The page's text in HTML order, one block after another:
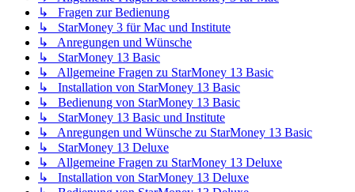
↳ Fragen zur Bedienung
↳ StarMoney 3 für Mac und Institute
↳ Anregungen und Wünsche
↳ StarMoney 13 Basic
↳ Allgemeine Fragen zu StarMoney 13 Basic
↳ Installation von StarMoney 13 Basic
↳ Bedienung von StarMoney 13 Basic
↳ StarMoney 13 Basic und Institute
↳ Anregungen und Wünsche zu StarMoney 13 Basic
↳ StarMoney 13 Deluxe
↳ Allgemeine Fragen zu StarMoney 13 Deluxe
↳ Installation von StarMoney 13 Deluxe